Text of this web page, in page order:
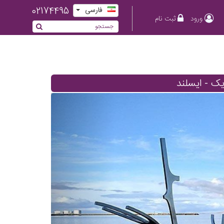
ورود ثبت نام
فارسی 02174495
- ایسلند
Previous